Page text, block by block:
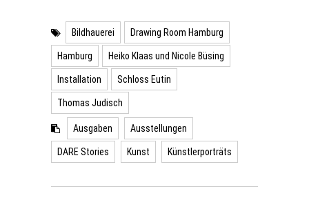
Bildhauerei Drawing Room Hamburg
Hamburg Heiko Klaas und Nicole Büsing
Installation Schloss Eutin
Thomas Judisch
Ausgaben Ausstellungen
DARE Stories Kunst Künstlerporträts